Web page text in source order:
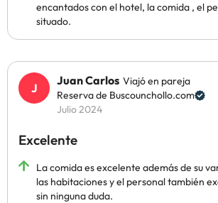
encantados con el hotel, la comida , el
situado.
Juan Carlos Viajó en pareja
Reserva de Buscounchollo.com
Julio 2024
Excelente
La comida es excelente además de su
las habitaciones y el personal también
sin ninguna duda.